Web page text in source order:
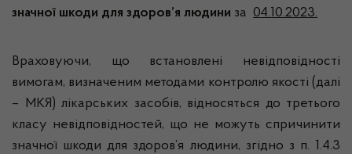
значної шкоди для здоров’я людини за 04.10.2023.
Враховуючи, що встановлені невідповідності
вимогам, визначеним методами контролю якості (далі
– МКЯ) лікарських засобів, відносяться до третього
класу невідповідностей, що не можуть спричинити
значної шкоди для здоров’я людини, згідно з п. 1.4.3